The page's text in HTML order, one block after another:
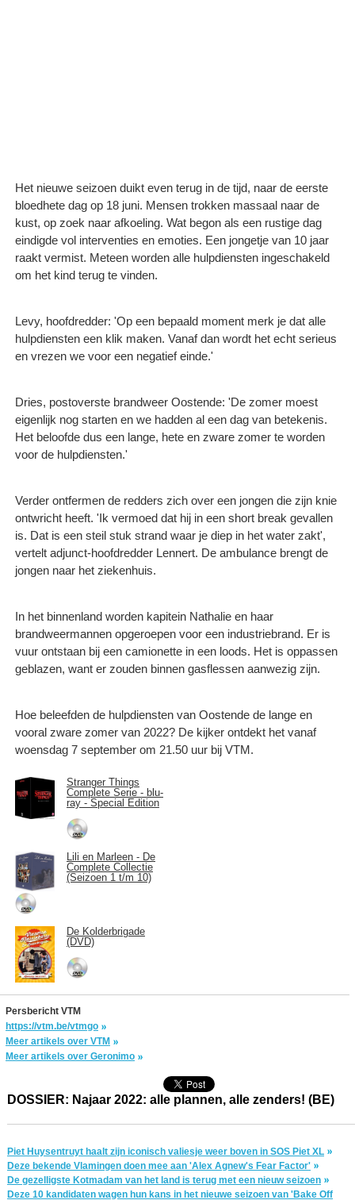
Het nieuwe seizoen duikt even terug in de tijd, naar de eerste
bloedhete dag op 18 juni. Mensen trokken massaal naar de
kust, op zoek naar afkoeling. Wat begon als een rustige dag
eindigde vol interventies en emoties. Een jongetje van 10 jaar
raakt vermist. Meteen worden alle hulpdiensten ingeschakeld
om het kind terug te vinden.
Levy, hoofdredder: 'Op een bepaald moment merk je dat alle
hulpdiensten een klik maken. Vanaf dan wordt het echt serieus
en vrezen we voor een negatief einde.'
Dries, postoverste brandweer Oostende: 'De zomer moest
eigenlijk nog starten en we hadden al een dag van betekenis.
Het beloofde dus een lange, hete en zware zomer te worden
voor de hulpdiensten.'
Verder ontfermen de redders zich over een jongen die zijn knie
ontwricht heeft. 'Ik vermoed dat hij in een short break gevallen
is. Dat is een steil stuk strand waar je diep in het water zakt',
vertelt adjunct-hoofdredder Lennert. De ambulance brengt de
jongen naar het ziekenhuis.
In het binnenland worden kapitein Nathalie en haar
brandweermannen opgeroepen voor een industriebrand. Er is
vuur ontstaan bij een camionette in een loods. Het is oppassen
geblazen, want er zouden binnen gasflessen aanwezig zijn.
Hoe beleefden de hulpdiensten van Oostende de lange en
vooral zware zomer van 2022? De kijker ontdekt het vanaf
woensdag 7 september om 21.50 uur bij VTM.
Stranger Things
Complete Serie - blu-
ray - Special Edition
Lili en Marleen - De
Complete Collectie
(Seizoen 1 t/m 10)
De Kolderbrigade
(DVD)
Persbericht VTM
https://vtm.be/vtmgo
Meer artikels over VTM
Meer artikels over Geronimo
DOSSIER: Najaar 2022: alle plannen, alle zenders! (BE)
Piet Huysentruyt haalt zijn iconisch valiesje weer boven in SOS Piet XL
Deze bekende Vlamingen doen mee aan 'Alex Agnew's Fear Factor'
De gezelligste Kotmadam van het land is terug met een nieuw seizoen
Deze 10 kandidaten wagen hun kans in het nieuwe seizoen van 'Bake Off